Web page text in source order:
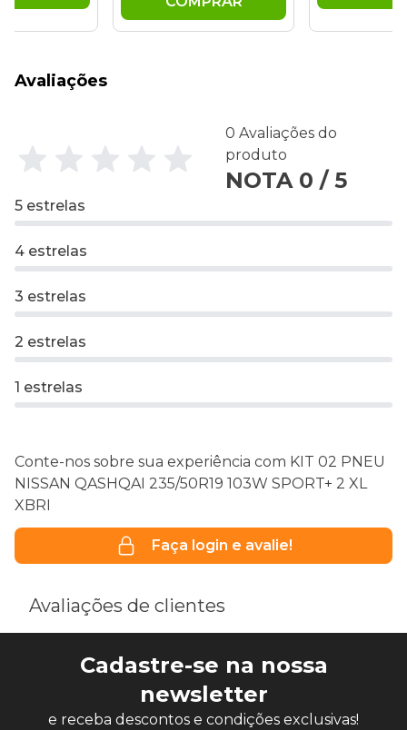
Avaliações
0 Avaliações do
produto
NOTA 0 / 5
5 estrelas
4 estrelas
3 estrelas
2 estrelas
1 estrelas
Conte-nos sobre sua experiência com KIT 02 PNEU
NISSAN QASHQAI 235/50R19 103W SPORT+ 2 XL
XBRI
Faça login e avalie!
Avaliações de clientes
Cadastre-se na nossa
newsletter
e receba descontos e condições exclusivas!